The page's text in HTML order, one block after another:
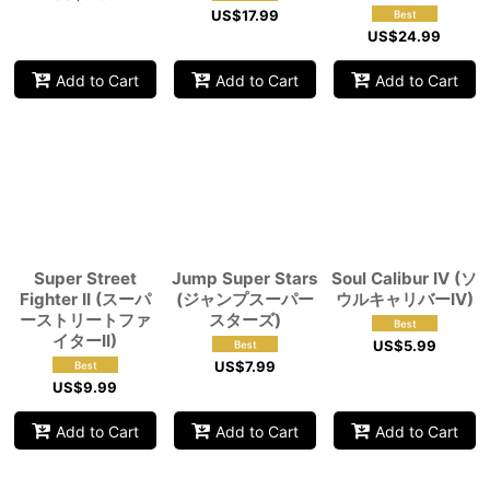
Add to Cart
US$17.99
Add to Cart
US$24.99
Add to Cart
Super Street
Fighter II (スーパ
ーストリートファ
イターII)
US$9.99
Add to Cart
Jump Super Stars
(ジャンプスーパー
スターズ)
US$7.99
Add to Cart
Soul Calibur IV (ソ
ウルキャリバーIV)
US$5.99
Add to Cart